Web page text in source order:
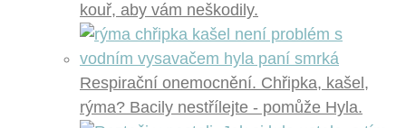
kouř, aby vám neškodily.
Respirační onemocnění. Chřipka, kašel,
rýma? Bacily nestřílejte - pomůže Hyla.